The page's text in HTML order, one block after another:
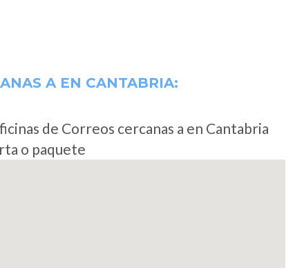
A EN CANTABRIA:
de Correos cercanas a en Cantabria
o paquete